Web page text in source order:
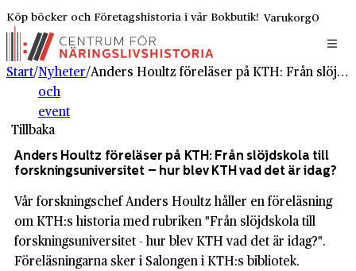
Köp böcker och Företagshistoria i vår Bokbutik! Varukorg0
Start/Nyheter
och
event
/ Anders Houltz föreläser på KTH: Från slöjdskola till forskningsuniversitet – hur blev KTH vad det är idag?
Tillbaka
Anders Houltz föreläser på KTH: Från slöjdskola till
forskningsuniversitet – hur blev KTH vad det är idag?
Vår forskningschef Anders Houltz håller en föreläsning
om KTH:s historia med rubriken "Från slöjdskola till
forskningsuniversitet - hur blev KTH vad det är idag?".
Föreläsningarna sker i Salongen i KTH:s bibliotek.